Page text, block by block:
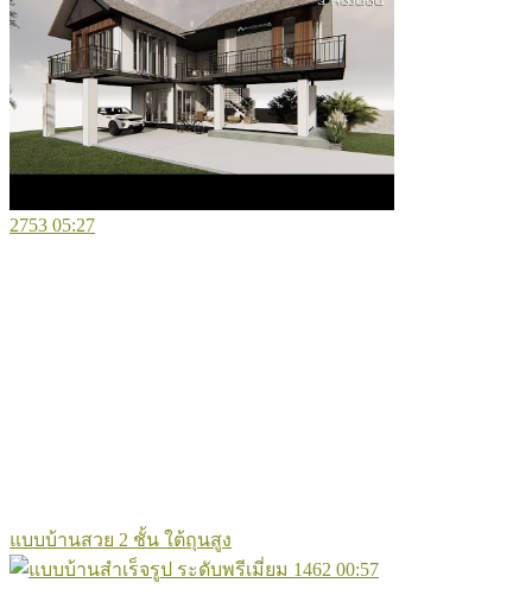
2753 05:27
แบบบ้านสวย 2 ชั้น ใต้ถุนสูง
1462 00:57